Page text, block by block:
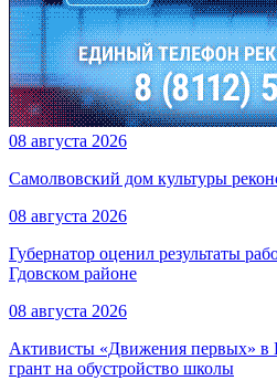
08 августа 2026
Самолвовский дом культуры
08 августа 2026
Губернатор оценил результаты
Гдовском районе
08 августа 2026
Активисты «Движения первых» в
грант на обустройство школы